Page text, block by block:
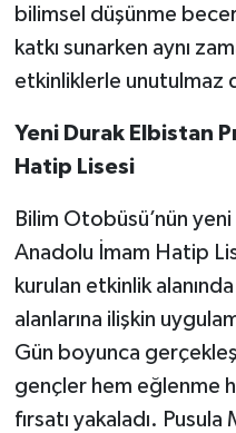
bilimsel düşünme
katkı sunarken aynı
etkinliklerle unutulmaz
Yeni Durak Elbistan
Hatip Lisesi
Bilim Otobüsü’nün
Anadolu İmam Hatip
kurulan etkinlik
alanlarına ilişkin
Gün boyunca
gençler hem eğlenme
fırsatı yakaladı.